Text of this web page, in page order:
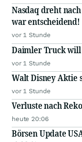
Nasdaq dreht
war entscheidend!
vor 1 Stunde
Daimler Truck will
vor 1 Stunde
Walt Disney Aktie
vor 1 Stunde
Verluste nach
heute 20:06
Börsen Update